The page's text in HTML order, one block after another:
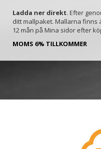
Ladda ner direkt. Efter
ditt mallpaket. Mallarna finns
12 mån på Mina sidor efter
MOMS 6% TILLKOMMER